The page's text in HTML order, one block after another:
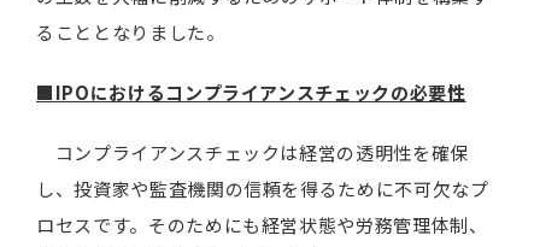
ることとなりました。
■IPOにおけるコンプライアンスチェックの必要性
コンプライアンスチェックは経営の透明性を確保
し、投資家や監査機関の信頼を得るために不可欠なプ
ロセスです。そのためにも経営状態や労務管理体制、